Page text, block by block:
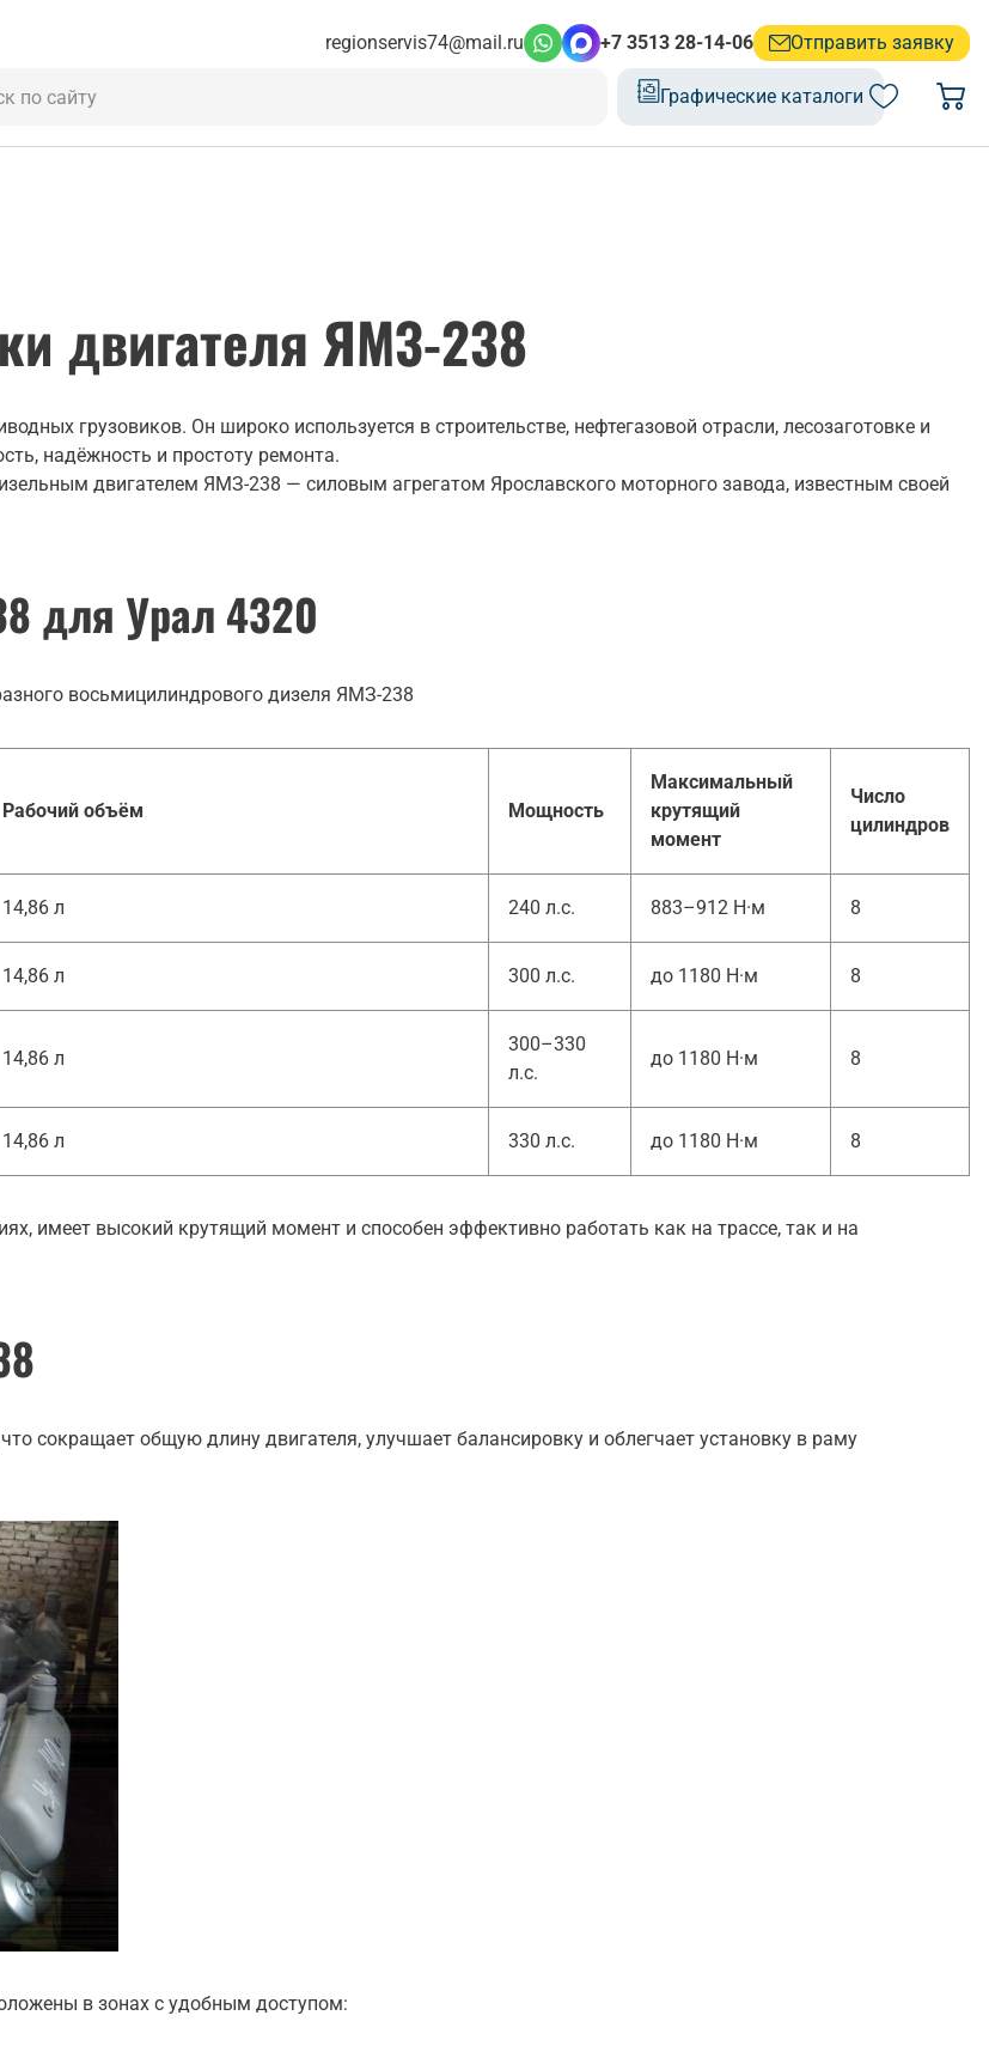
regionservis74@mail.ru +7 3513 28-14-06 Отправить заявку
Графические каталоги
двигателя ЯМЗ-238
грузовиков. Он широко используется в строительстве, нефтегазовой отрасли, лесозаготовке и
надёжность и простоту ремонта.
двигателем ЯМЗ-238 — силовым агрегатом Ярославского моторного завода, известным своей
для Урал 4320
восьмицилиндрового дизеля ЯМЗ-238
Рабочий объём Мощность
Максимальный
крутящий
момент
Число
цилиндров
14,86 л 240 л.с. 883–912 Н·м 8
14,86 л 300 л.с. до 1180 Н·м 8
14,86 л
300–330
л.с.
до 1180 Н·м 8
14,86 л 330 л.с. до 1180 Н·м 8
имеет высокий крутящий момент и способен эффективно работать как на трассе, так и на
сокращает общую длину двигателя, улучшает балансировку и облегчает установку в раму
в зонах с удобным доступом: